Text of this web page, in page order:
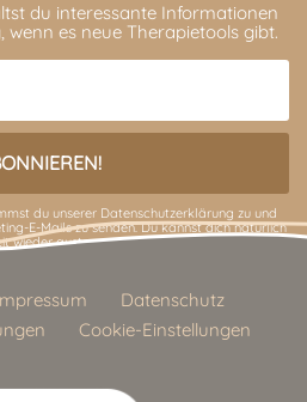
du interessante Informationen
es neue Therapietools gibt.
du unserer Datenschutzerklärung zu und
E-Mails zu senden. Du kannst dich natürlich
wieder austragen.
Datenschutz
Cookie-Einstellungen